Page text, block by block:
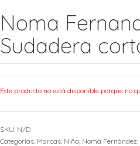
Noma
Sudadera
Este producto no está disponible porque no
SKU: N/D
Categorías: Marcas Niña Noma Fernández